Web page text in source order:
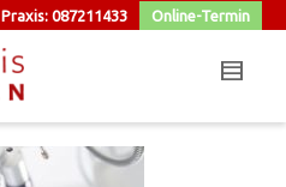
Praxis: 087211433 Online-Termin